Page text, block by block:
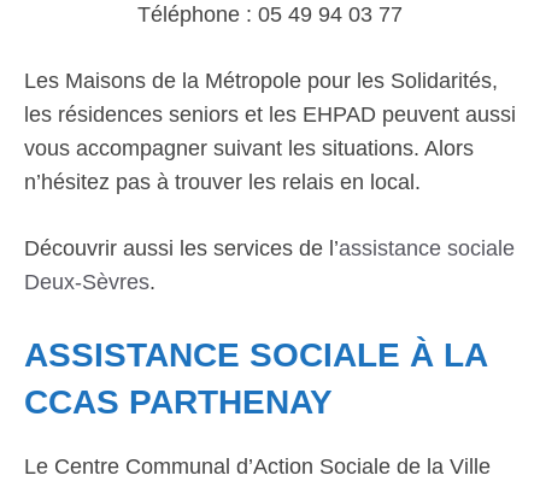
Téléphone : 05 49 94 03 77
Les Maisons de la Métropole pour les Solidarités,
les résidences seniors et les EHPAD peuvent aussi
vous accompagner suivant les situations. Alors
n’hésitez pas à trouver les relais en local.
Découvrir aussi les services de l’assistance sociale
Deux-Sèvres.
ASSISTANCE SOCIALE À LA
CCAS PARTHENAY
Le Centre Communal d’Action Sociale de la Ville